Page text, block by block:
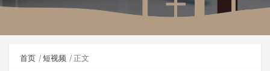
首页 短视频 正文